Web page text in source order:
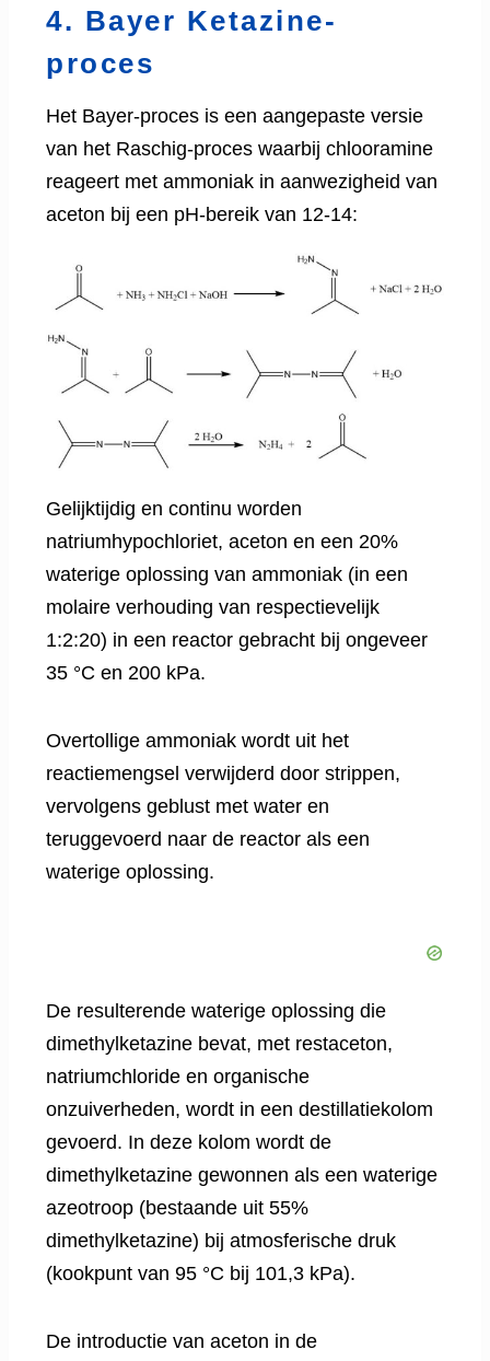
4. Bayer Ketazine-
proces
Het Bayer-proces is een aangepaste versie
van het Raschig-proces waarbij chlooramine
reageert met ammoniak in aanwezigheid van
aceton bij een pH-bereik van 12-14:
Gelijktijdig en continu worden
natriumhypochloriet, aceton en een 20%
waterige oplossing van ammoniak (in een
molaire verhouding van respectievelijk
1:2:20) in een reactor gebracht bij ongeveer
35 °C en 200 kPa.
Overtollige ammoniak wordt uit het
reactiemengsel verwijderd door strippen,
vervolgens geblust met water en
teruggevoerd naar de reactor als een
waterige oplossing.
De resulterende waterige oplossing die
dimethylketazine bevat, met restaceton,
natriumchloride en organische
onzuiverheden, wordt in een destillatiekolom
gevoerd. In deze kolom wordt de
dimethylketazine gewonnen als een waterige
azeotroop (bestaande uit 55%
dimethylketazine) bij atmosferische druk
(kookpunt van 95 °C bij 101,3 kPa).
De introductie van aceton in de